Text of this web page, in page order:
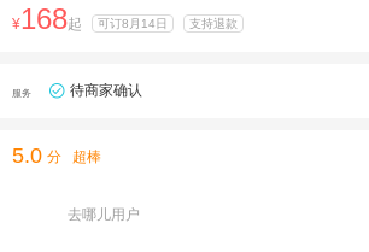
¥168起 可订8月14日 支持退款
服务 待商家确认
5.0 分 超棒
去哪儿用户